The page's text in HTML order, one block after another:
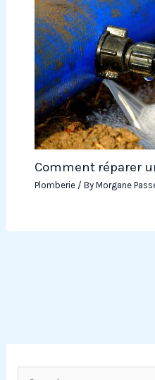
Comment réparer
Plomberie/ By Morgane